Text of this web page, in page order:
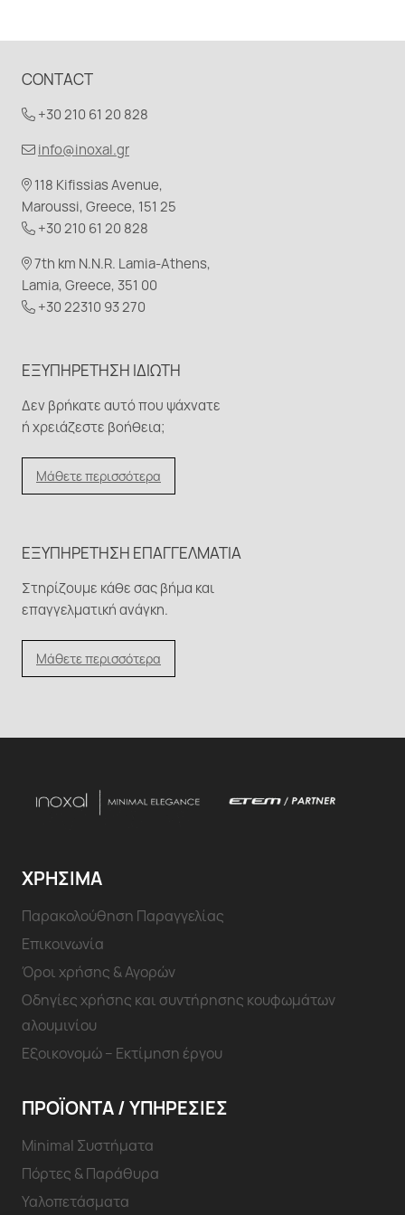
CONTACT
+30 210 61 20 828
info@inoxal.gr
118 Kifissias Avenue,
Maroussi, Greece, 151 25
+30 210 61 20 828
7th km N.N.R. Lamia-Athens,
Lamia, Greece, 351 00
+30 22310 93 270
ΕΞΥΠΗΡΈΤΗΣΗ ΙΔΙΏΤΗ
Δεν βρήκατε αυτό που ψάχνατε
ή χρειάζεστε βοήθεια;
Μάθετε περισσότερα
ΕΞΥΠΗΡΈΤΗΣΗ ΕΠΑΓΓΕΛΜΑΤΊΑ
Στηρίζουμε κάθε σας βήμα και
επαγγελματική ανάγκη.
Μάθετε περισσότερα
ΧΡΗΣΙΜΑ
Παρακολούθηση Παραγγελίας
Επικοινωνία
Όροι χρήσης & Αγορών
Οδηγίες χρήσης και συντήρησης κουφωμάτων
αλουμινίου
Εξοικονομώ – Εκτίμηση έργου
ΠΡΟΪΟΝΤΑ / ΥΠΗΡΕΣΊΕΣ
Minimal Συστήματα
Πόρτες & Παράθυρα
Υαλοπετάσματα